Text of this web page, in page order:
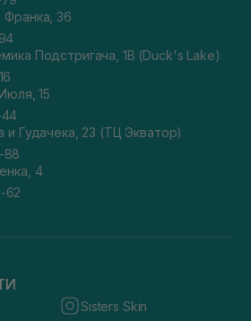
Франка, 36
Подстригача, 1В (Duck's Lake)
15
и Гудачека, 23 (ТЦ Экватор)
88
4
62
Sisters Skin